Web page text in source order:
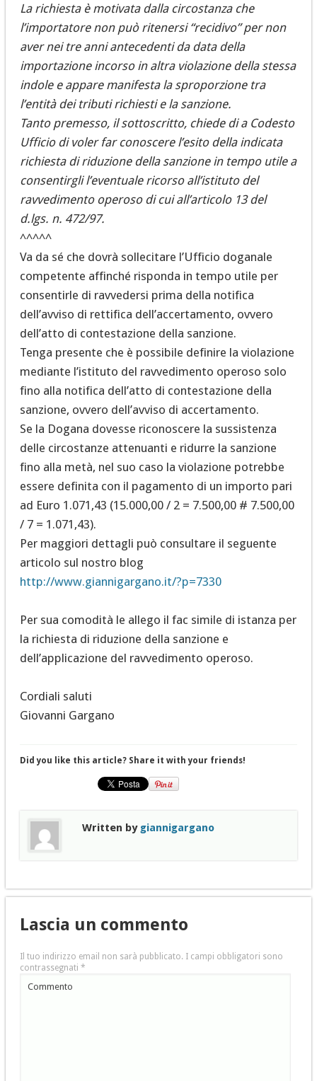
La richiesta è motivata dalla circostanza che
l’importatore non può ritenersi “recidivo” per non
aver nei tre anni antecedenti da data della
importazione incorso in altra violazione della stessa
indole e appare manifesta la sproporzione tra
l’entità dei tributi richiesti e la sanzione.
Tanto premesso, il sottoscritto, chiede di a Codesto
Ufficio di voler far conoscere l’esito della indicata
richiesta di riduzione della sanzione in tempo utile a
consentirgli l’eventuale ricorso all’istituto del
ravvedimento operoso di cui all’articolo 13 del
d.lgs. n. 472/97.
^^^^^
Va da sé che dovrà sollecitare l’Ufficio doganale
competente affinché risponda in tempo utile per
consentirle di ravvedersi prima della notifica
dell’avviso di rettifica dell’accertamento, ovvero
dell’atto di contestazione della sanzione.
Tenga presente che è possibile definire la violazione
mediante l’istituto del ravvedimento operoso solo
fino alla notifica dell’atto di contestazione della
sanzione, ovvero dell’avviso di accertamento.
Se la Dogana dovesse riconoscere la sussistenza
delle circostanze attenuanti e ridurre la sanzione
fino alla metà, nel suo caso la violazione potrebbe
essere definita con il pagamento di un importo pari
ad Euro 1.071,43 (15.000,00 / 2 = 7.500,00 # 7.500,00
/ 7 = 1.071,43).
Per maggiori dettagli può consultare il seguente
articolo sul nostro blog
http://www.giannigargano.it/?p=7330
Per sua comodità le allego il fac simile di istanza per
la richiesta di riduzione della sanzione e
dell’applicazione del ravvedimento operoso.
Cordiali saluti
Giovanni Gargano
Did you like this article? Share it with your friends!
Written by giannigargano
Lascia un commento
Il tuo indirizzo email non sarà pubblicato. I campi obbligatori sono
contrassegnati *
Commento